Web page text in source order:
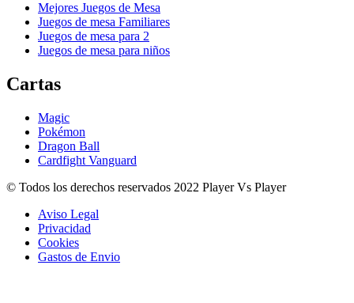
Mejores Juegos de Mesa
Juegos de mesa Familiares
Juegos de mesa para 2
Juegos de mesa para niños
Cartas
Magic
Pokémon
Dragon Ball
Cardfight Vanguard
© Todos los derechos reservados 2022 Player Vs Player
Aviso Legal
Privacidad
Cookies
Gastos de Envio